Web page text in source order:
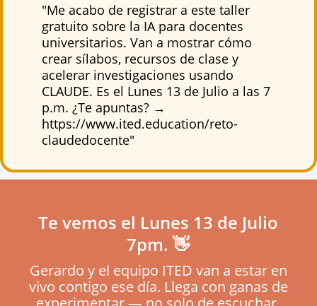
"Me acabo de registrar a este taller
gratuito sobre la IA para docentes
universitarios. Van a mostrar cómo
crear sílabos, recursos de clase y
acelerar investigaciones usando
CLAUDE. Es el Lunes 13 de Julio a las 7
p.m. ¿Te apuntas? →
https://www.ited.education/reto-
claudedocente"
Te vemos el Lunes 13 de Julio
7pm. 👋
Gerardo y el equipo ITED van a estar en
vivo contigo ese día. Llega con ganas de